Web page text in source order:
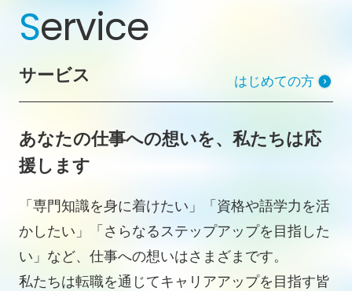
Service
サービス はじめての方
あなたの仕事への想いを、私たちは応
援します
「専門知識を身に着けたい」「資格や語学力を活
かしたい」「さらなるステップアップを目指した
い」など、仕事への想いはさまざまです。
私たちは転職を通じてキャリアアップを目指す皆